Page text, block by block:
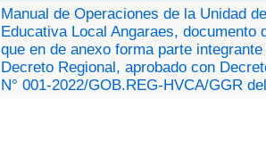
Manual de Operaciones de la Unidad
Educativa Local Angaraes, documento
que en de anexo forma parte
Decreto Regional, aprobado con
N° 001-2022/GOB.REG-HVCA/GGR